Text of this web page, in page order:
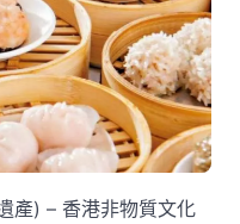
產) – 香港非物質文化